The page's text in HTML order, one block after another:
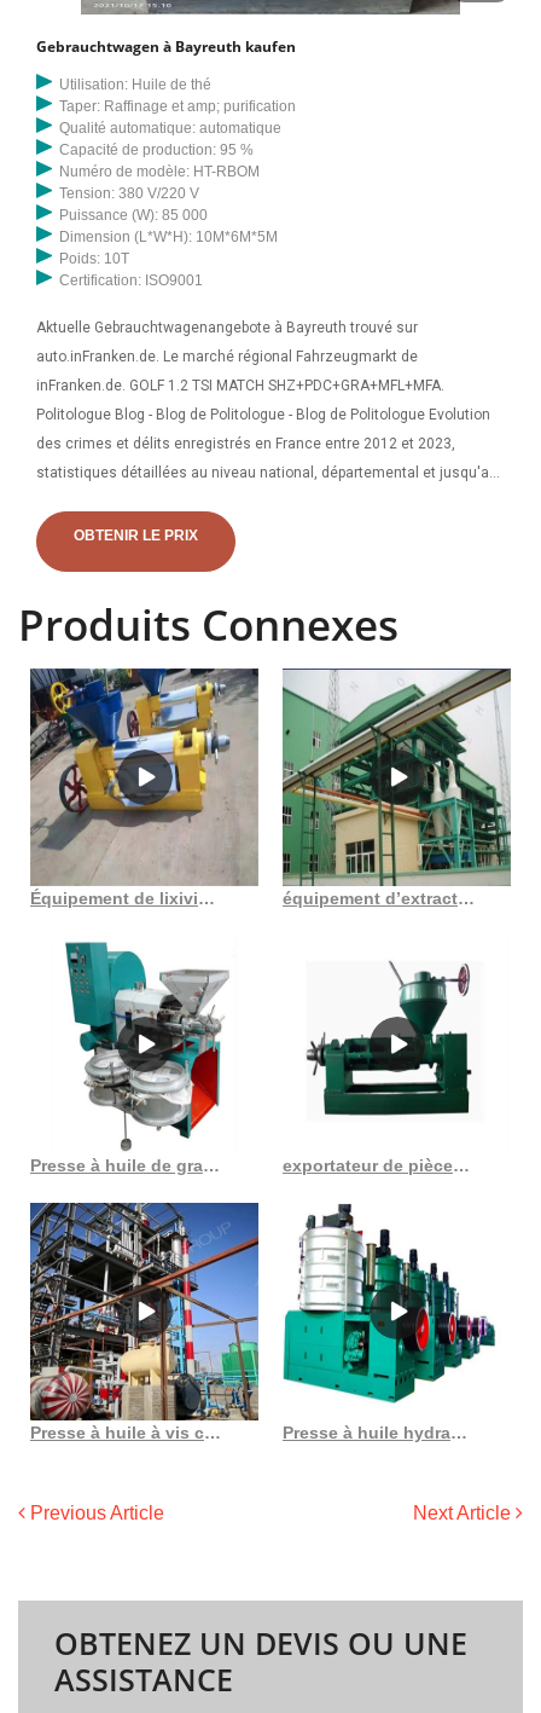
Gebrauchtwagen à Bayreuth kaufen
Utilisation: Huile de thé
Taper: Raffinage et amp; purification
Qualité automatique: automatique
Capacité de production: 95 %
Numéro de modèle: HT-RBOM
Tension: 380 V/220 V
Puissance (W): 85 000
Dimension (L*W*H): 10M*6M*5M
Poids: 10T
Certification: ISO9001
Aktuelle Gebrauchtwagenangebote à Bayreuth trouvé sur
auto.inFranken.de. Le marché régional Fahrzeugmarkt de
inFranken.de. GOLF 1.2 TSI MATCH SHZ+PDC+GRA+MFL+MFA.
Politologue Blog - Blog de Politologue - Blog de Politologue Evolution
des crimes et délits enregistrés en France entre 2012 et 2023,
statistiques détaillées au niveau national, départemental et jusqu'au
OBTENIR LE PRIX
Produits Connexes
Équipement de lixiviation végétale d’usine d’extraction de solvant d’huile de son de prix usine équipement d’extraction d’huile végétale au Cameroun
Presse à huile de grande capacité 6yl 80a au Sénégal exportateur de pièces de rechange pour expulseur d’huile de machines d’huilerie en France
Presse à huile à vis chaude et froide, capacité de 150 à 300 kg/h, au Sénégal Presse à huile hydraulique presse à huile de sésame au Burkina Faso
Previous Article Next Article
OBTENEZ UN DEVIS OU UNE
ASSISTANCE